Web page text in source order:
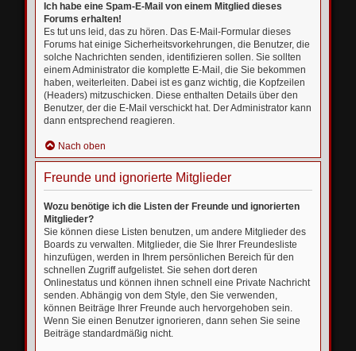
Ich habe eine Spam-E-Mail von einem Mitglied dieses
Forums erhalten!
Es tut uns leid, das zu hören. Das E-Mail-Formular dieses
Forums hat einige Sicherheitsvorkehrungen, die Benutzer, die
solche Nachrichten senden, identifizieren sollen. Sie sollten
einem Administrator die komplette E-Mail, die Sie bekommen
haben, weiterleiten. Dabei ist es ganz wichtig, die Kopfzeilen
(Headers) mitzuschicken. Diese enthalten Details über den
Benutzer, der die E-Mail verschickt hat. Der Administrator kann
dann entsprechend reagieren.
Nach oben
Freunde und ignorierte Mitglieder
Wozu benötige ich die Listen der Freunde und ignorierten
Mitglieder?
Sie können diese Listen benutzen, um andere Mitglieder des
Boards zu verwalten. Mitglieder, die Sie Ihrer Freundesliste
hinzufügen, werden in Ihrem persönlichen Bereich für den
schnellen Zugriff aufgelistet. Sie sehen dort deren
Onlinestatus und können ihnen schnell eine Private Nachricht
senden. Abhängig von dem Style, den Sie verwenden,
können Beiträge Ihrer Freunde auch hervorgehoben sein.
Wenn Sie einen Benutzer ignorieren, dann sehen Sie seine
Beiträge standardmäßig nicht.